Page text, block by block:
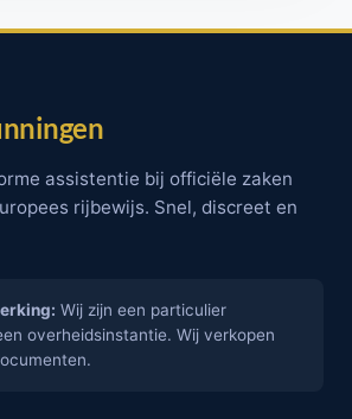
assistentie bij officiële zaken
rijbewijs. Snel, discreet en
Wij zijn een particulier
overheidsinstantie. Wij verkopen